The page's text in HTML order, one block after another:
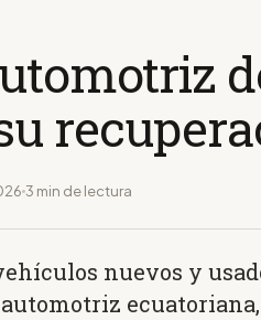
3 min de lectura
nuevos y